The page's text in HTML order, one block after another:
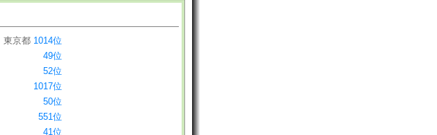
東京都 1014位
49位
52位
1017位
50位
551位
41位